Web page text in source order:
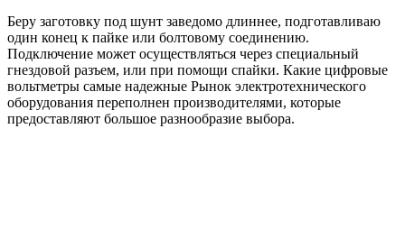
Беру заготовку под шунт заведомо длиннее, подготавливаю
один конец к пайке или болтовому соединению.
Подключение может осуществляться через специальный
гнездовой разъем, или при помощи спайки. Какие цифровые
вольтметры самые надежные Рынок электротехнического
оборудования переполнен производителями, которые
предоставляют большое разнообразие выбора.